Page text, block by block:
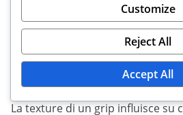
peso e controllo in base alle loro
Analisi della
sensazione del
La texture di un grip influisce su
Customize
Reject All
Accept All